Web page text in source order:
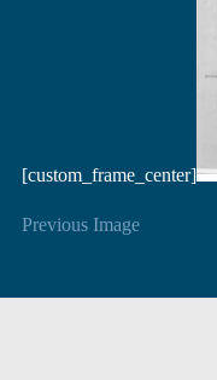
[custom_frame_center]
Previous Image